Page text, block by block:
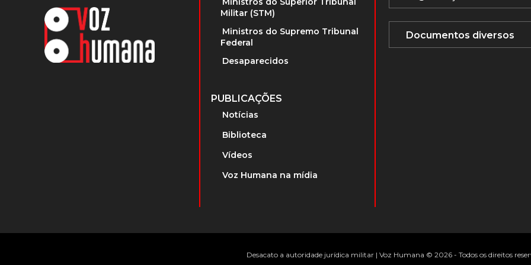
Militar (STM)
Ministros do Supremo Tribunal
Federal
Desaparecidos
PUBLICAÇÕES
Notícias
Biblioteca
Vídeos
Voz Humana na mídia
Desacato a autoridade jurídica militar | Voz Humana © 2026 - Todos os direitos